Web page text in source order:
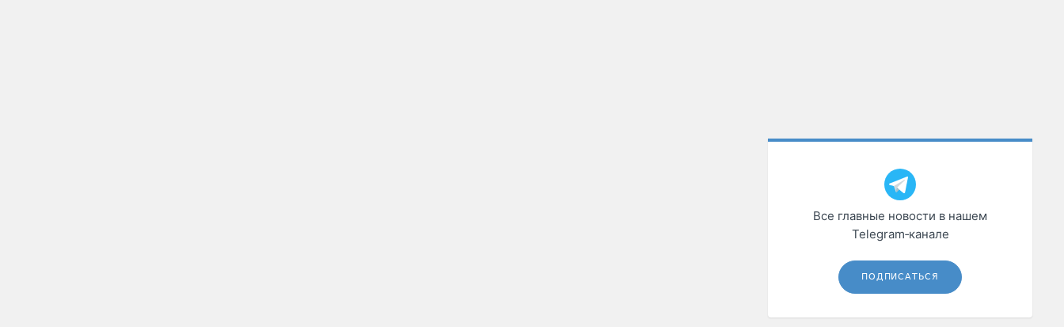
Все главные новости в нашем
Telegram‑канале
ПОДПИСАТЬСЯ